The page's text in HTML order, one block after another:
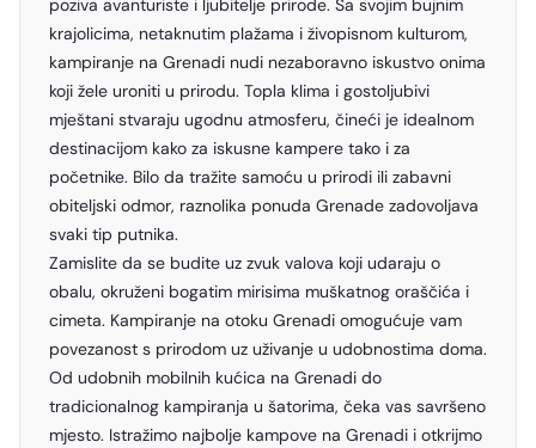
poziva avanturiste i ljubitelje prirode. Sa svojim bujnim
krajolicima, netaknutim plažama i živopisnom kulturom,
kampiranje na Grenadi nudi nezaboravno iskustvo onima
koji žele uroniti u prirodu. Topla klima i gostoljubivi
mještani stvaraju ugodnu atmosferu, čineći je idealnom
destinacijom kako za iskusne kampere tako i za
početnike. Bilo da tražite samoću u prirodi ili zabavni
obiteljski odmor, raznolika ponuda Grenade zadovoljava
svaki tip putnika.
Zamislite da se budite uz zvuk valova koji udaraju o
obalu, okruženi bogatim mirisima muškatnog oraščića i
cimeta. Kampiranje na otoku Grenadi omogućuje vam
povezanost s prirodom uz uživanje u udobnostima doma.
Od udobnih mobilnih kućica na Grenadi do
tradicionalnog kampiranja u šatorima, čeka vas savršeno
mjesto. Istražimo najbolje kampove na Grenadi i otkrijmo